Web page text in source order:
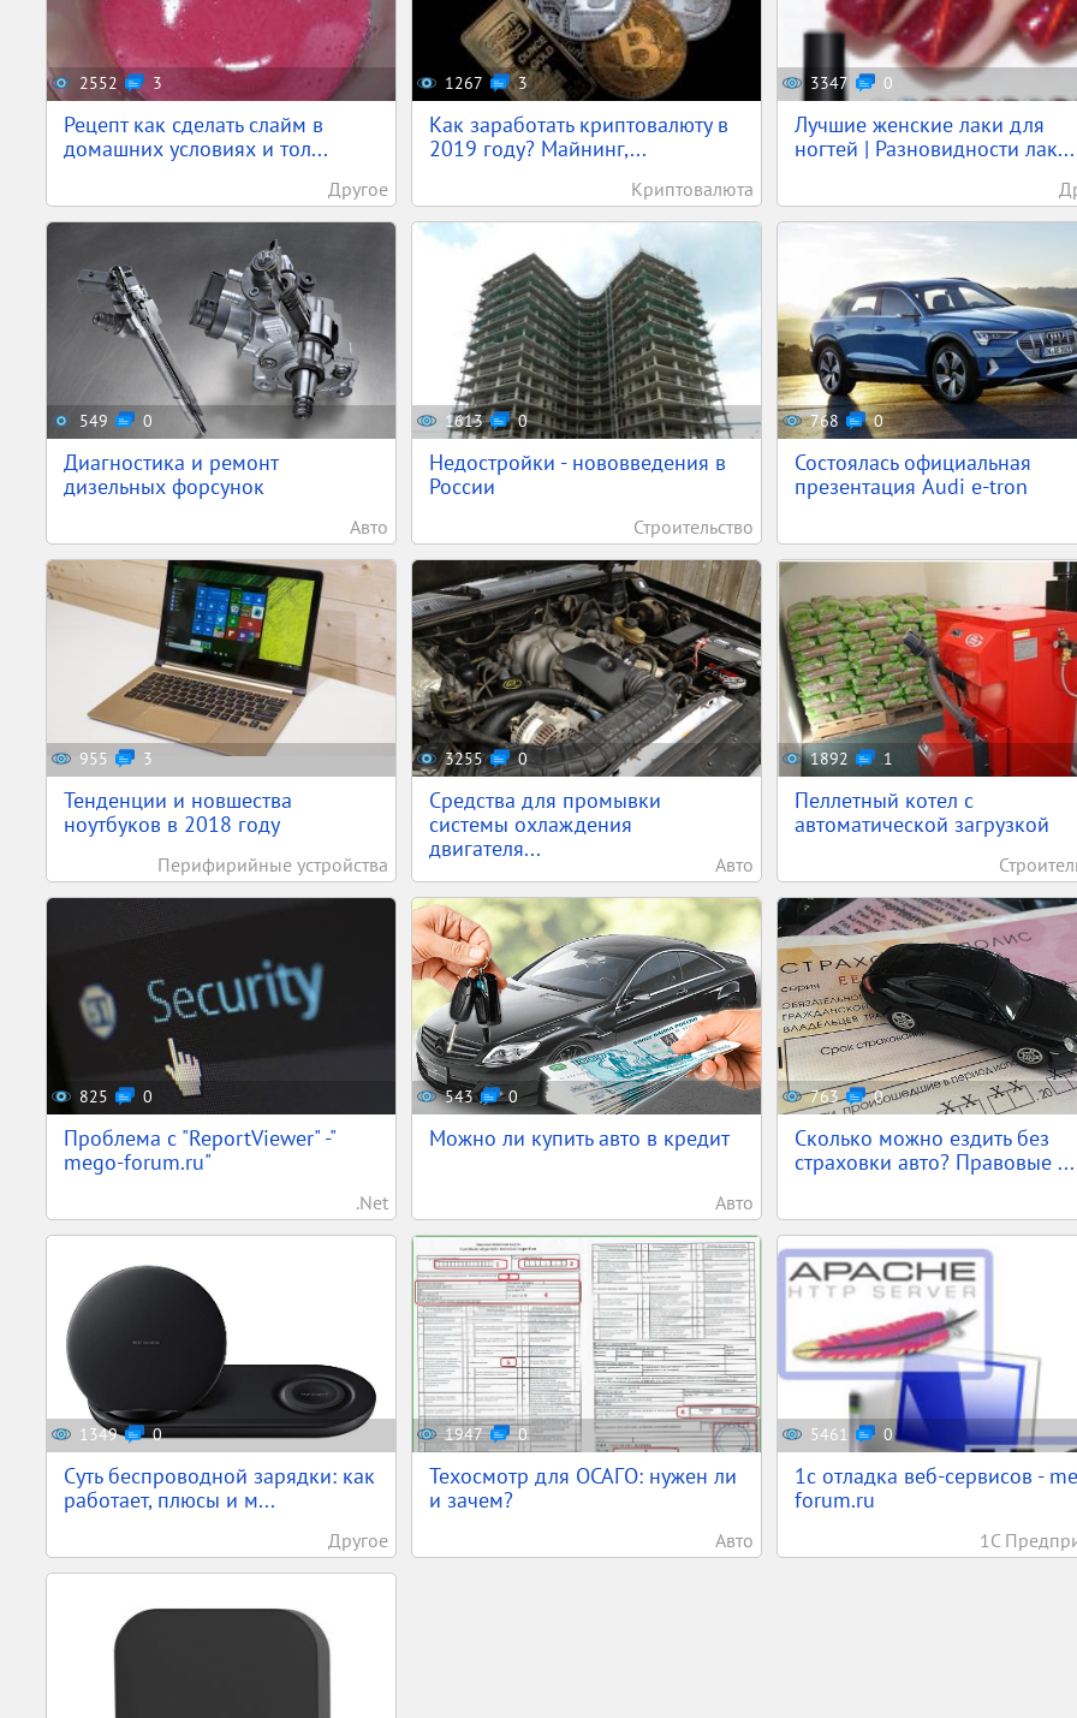
2552 3
Рецепт как сделать слайм в
домашних условиях и тол...
Другое
1267 3
Как заработать криптовалюту в
2019 году? Майнинг,...
Криптовалюта
3347 0
Лучшие женские лаки для
ногтей | Разновидности лак...
549 0
Диагностика и ремонт
дизельных форсунок
Авто
1613 0
Недостройки - нововведения в
России
Строительство
768 0
Состоялась официальная
презентация Audi e-tron
955 3
Тенденции и новшества
ноутбуков в 2018 году
Перифирийные устройства
3255 0
Средства для промывки
системы охлаждения
двигателя...
Авто
1892 1
Пеллетный котел с
автоматической загрузкой
825 0
Проблема с "ReportViewer" -"
mego-forum.ru"
.Net
543 0
Можно ли купить авто в кредит
Авто
763 0
Сколько можно ездить без
страховки авто? Правовые ...
1349 0
Суть беспроводной зарядки: как
работает, плюсы и м...
Другое
1947 0
Техосмотр для ОСАГО: нужен ли
и зачем?
Авто
5461 0
1c отладка веб-сервисов -
forum.ru
1С